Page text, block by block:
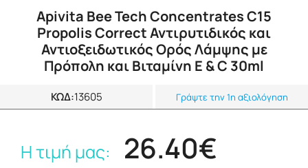
Apivita Bee Tech Concentrates C15
Propolis Correct Αντιρυτιδικός και
Αντιοξειδωτικός Ορός Λάμψης με
Πρόπολη και Βιταμίνη E & C 30ml
ΚΩΔ:13605 Γράψτε την 1η αξιολόγηση
Η τιμή μας: 26.40€